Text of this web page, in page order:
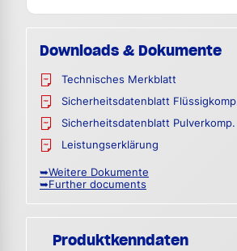
Downloads & Dokumente
Technisches Merkblatt
Sicherheitsdatenblatt
Sicherheitsdatenblatt Pulverkomp.
Leistungserklärung
➥Weitere Dokumente
➥Further documents
Produktkenndaten